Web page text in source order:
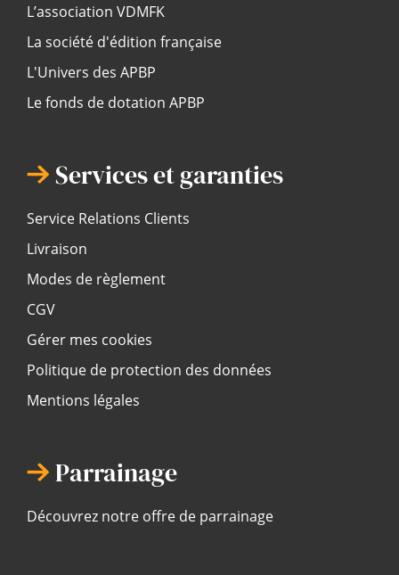
L’association VDMFK
La société d'édition française
L'Univers des APBP
Le fonds de dotation APBP
Services et garanties
Service Relations Clients
Livraison
Modes de règlement
CGV
Gérer mes cookies
Politique de protection des données
Mentions légales
Parrainage
Découvrez notre offre de parrainage